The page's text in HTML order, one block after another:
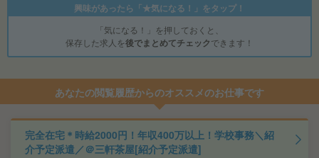
興味があったら「★気になる！」をタップ！
「気になる！」を押しておくと、
保存した求人を後でまとめてチェックできます！
あなたの閲覧履歴からのオススメのお仕事です
完全在宅＊時給2000円！年収400万以上！学校事務＼紹
介予定派遣／＠三軒茶屋[紹介予定派遣]